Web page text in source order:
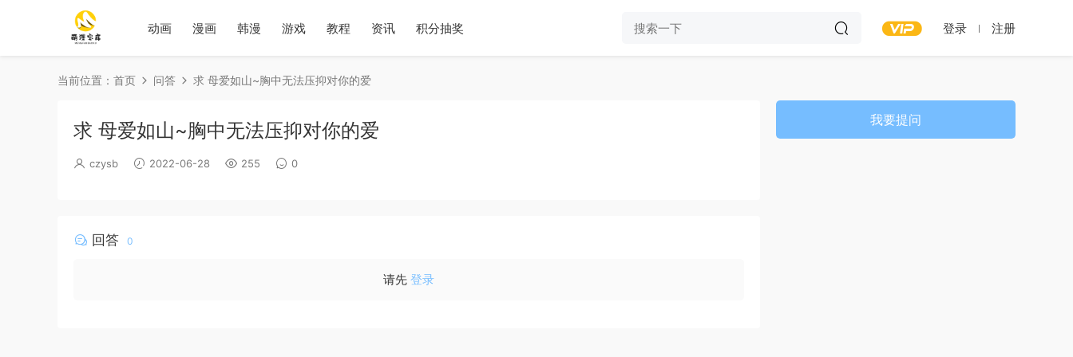
动画 漫画 韩漫 游戏 教程 资讯 积分抽奖 登录 注册
当前位置： 首页 问答 求 母爱如山~胸中无法压抑对你的爱
求 母爱如山~胸中无法压抑对你的爱
czysb 2022-06-28 255 0
回答 0
请先 登录
我要提问